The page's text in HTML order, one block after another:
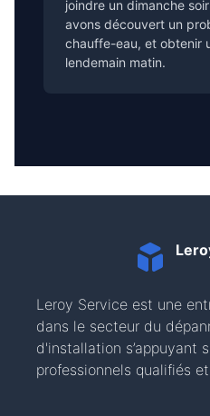
joindre un dimanche
avons découvert un
chauffe-eau, et obtenir
lendemain matin.
Leroy Service est une
dans le secteur du
d'installation s’appuyant
professionnels qualifiés